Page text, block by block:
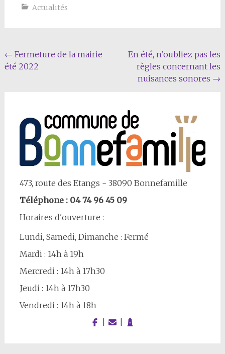
Actualités
Navigation
Article
← Fermeture de la mairie
été 2022
En été, n’oubliez pas les
règles concernant les
nuisances sonores →
473, route des Etangs - 38090 Bonnefamille
Téléphone : 04 74 96 45 09
Horaires d'ouverture :
Lundi, Samedi, Dimanche : Fermé
Mardi : 14h à 19h
Mercredi : 14h à 17h30
Jeudi : 14h à 17h30
Vendredi : 14h à 18h